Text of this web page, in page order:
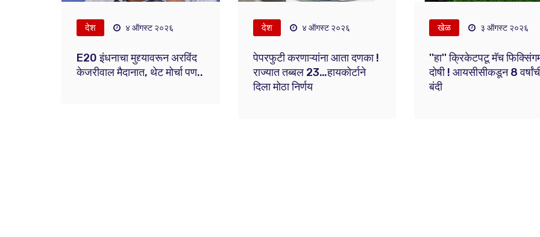
देश ४ ऑगस्ट २०२६
E20 इंधनाचा मुद्द्यावरून अरविंद
केजरीवाल मैदानात, थेट मोर्चा पण..
देश ४ ऑगस्ट २०२६
पेपरफुटी करणाऱ्यांना आता दणका !
राज्यात तब्बल 23…हायकोर्टाने
दिला मोठा निर्णय
खेळ ३ ऑगस्ट २०२६
''हा'' क्रिकेटपटू मॅच
दोषी ! आयसीसीकडून 8
बंदी